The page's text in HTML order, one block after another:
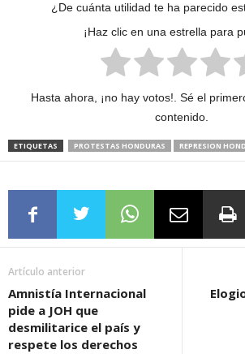
¿De cuánta utilidad te ha parecido
¡Haz clic en una estrella para
Hasta ahora, ¡no hay votos!. Sé el
contenido.
ETIQUETAS PROTESTAS HONDURAS REPRESION
Artículo anterior
Amnistía Internacional
pide a JOH que
desmilitarice el país y
respete los derechos